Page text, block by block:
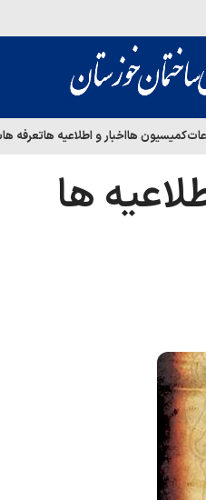
کمیسیون هااخبار و اطلاعیه هاتعرفه ها
ها